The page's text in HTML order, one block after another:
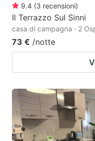
9.4 (3 recensioni)
Il Terrazzo Sul Sinni
casa di campagna · 2
73 € /notte